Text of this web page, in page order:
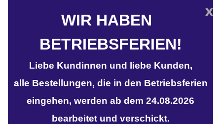
x
WIR HABEN
BETRIEBSFERIEN!
Liebe Kundinnen und liebe Kunden,
alle Bestellungen, die in den Betriebsferien
eingehen, werden ab dem 24.08.2026
bearbeitet und verschickt.